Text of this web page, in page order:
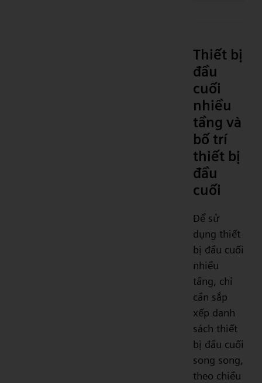
Thiết bị
đầu
cuối
nhiều
tầng và
bố trí
thiết bị
đầu
cuối
Để sử
dụng thiết
bị đầu cuối
nhiều
tầng, chỉ
cần sắp
xếp danh
sách thiết
bị đầu cuối
song song,
theo chiều